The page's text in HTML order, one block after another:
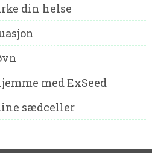
din helse
med ExSeed
sædceller